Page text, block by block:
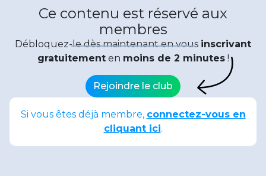
Ce contenu est réservé aux
membres
Débloquez-le dès maintenant en vous inscrivant
gratuitementen moins de 2 minutes!
Rejoindre le club
Si vous êtes déjà membre, connectez-vous en
cliquant ici.